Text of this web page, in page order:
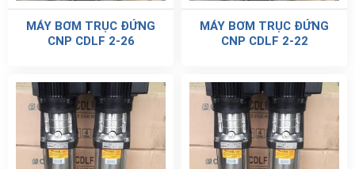
MÁY BƠM TRỤC ĐỨNG
CNP CDLF 2-26
MÁY BƠM TRỤC ĐỨNG
CNP CDLF 2-22